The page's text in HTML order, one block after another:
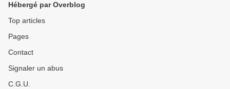
Hébergé par Overblog
Top articles
Pages
Contact
Signaler un abus
C.G.U.